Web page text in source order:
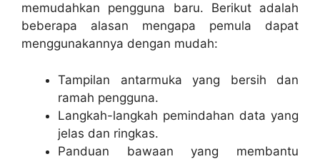
memudahkan pengguna baru. Berikut adalah
beberapa alasan mengapa pemula dapat
menggunakannya dengan mudah:
Tampilan antarmuka yang bersih dan
ramah pengguna.
Langkah-langkah pemindahan data yang
jelas dan ringkas.
Panduan bawaan yang membantu